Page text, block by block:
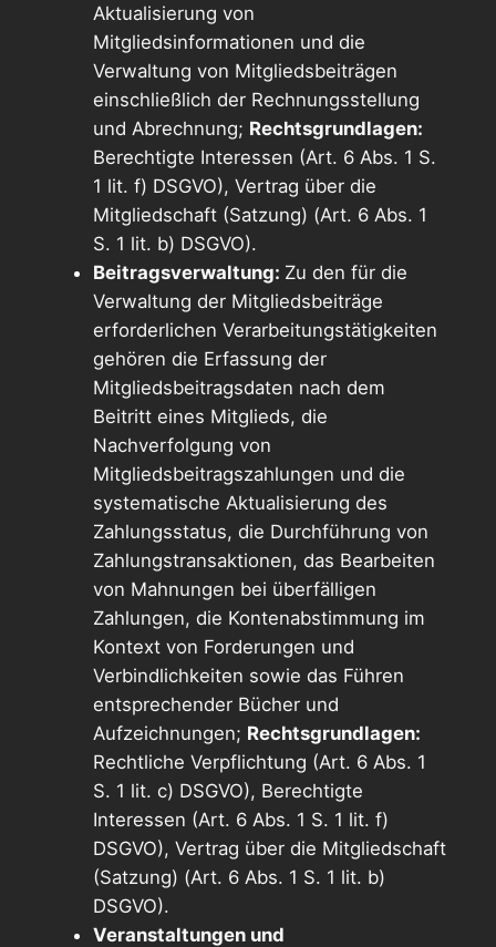
Aktualisierung von
Mitgliedsinformationen und die
Verwaltung von Mitgliedsbeiträgen
einschließlich der Rechnungsstellung
und Abrechnung; Rechtsgrundlagen:
Berechtigte Interessen (Art. 6 Abs. 1 S.
1 lit. f) DSGVO), Vertrag über die
Mitgliedschaft (Satzung) (Art. 6 Abs. 1
S. 1 lit. b) DSGVO).
Beitragsverwaltung: Zu den für die
Verwaltung der Mitgliedsbeiträge
erforderlichen Verarbeitungstätigkeiten
gehören die Erfassung der
Mitgliedsbeitragsdaten nach dem
Beitritt eines Mitglieds, die
Nachverfolgung von
Mitgliedsbeitragszahlungen und die
systematische Aktualisierung des
Zahlungsstatus, die Durchführung von
Zahlungstransaktionen, das Bearbeiten
von Mahnungen bei überfälligen
Zahlungen, die Kontenabstimmung im
Kontext von Forderungen und
Verbindlichkeiten sowie das Führen
entsprechender Bücher und
Aufzeichnungen; Rechtsgrundlagen:
Rechtliche Verpflichtung (Art. 6 Abs. 1
S. 1 lit. c) DSGVO), Berechtigte
Interessen (Art. 6 Abs. 1 S. 1 lit. f)
DSGVO), Vertrag über die Mitgliedschaft
(Satzung) (Art. 6 Abs. 1 S. 1 lit. b)
DSGVO).
Veranstaltungen und